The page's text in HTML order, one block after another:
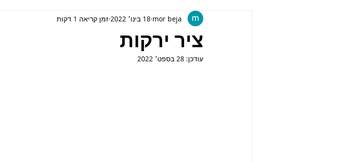
צמחוני בשר דגים סלטים
ציר ירקות
mor beja 18 בינו׳ 2022 זמן קריאה 1 דקות
עודכן: 28 בספט׳ 2022